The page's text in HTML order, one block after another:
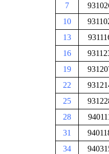
7
10
13
16
19
22
25
28
31
34